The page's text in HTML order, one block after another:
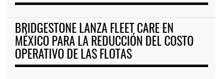
BRIDGESTONE LANZA FLEET CARE EN
MÉXICO PARA LA REDUCCIÓN DEL COSTO
OPERATIVO DE LAS FLOTAS